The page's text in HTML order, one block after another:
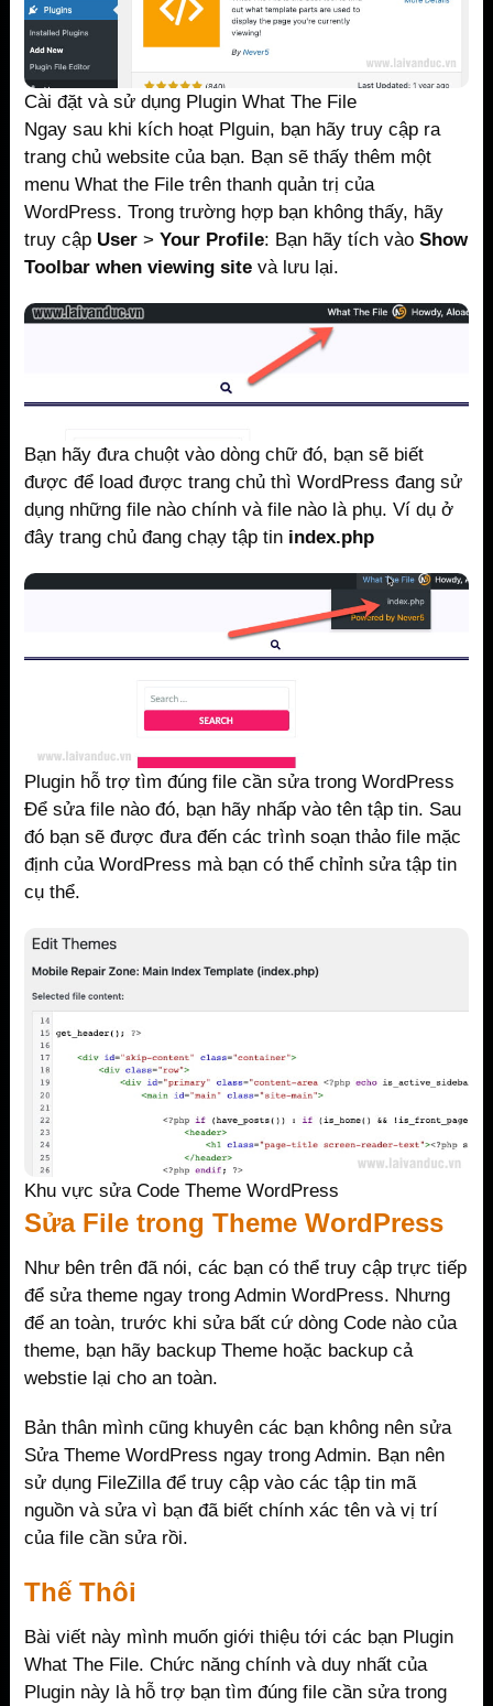
Cài đặt và sử dụng Plugin What The File
Ngay sau khi kích hoạt Plguin, bạn hãy truy cập ra
trang chủ website của bạn. Bạn sẽ thấy thêm một
menu What the File trên thanh quản trị của
WordPress. Trong trường hợp bạn không thấy, hãy
truy cập User> Your Profile: Bạn hãy tích vào Show
Toolbar when viewing site và lưu lại.
Bạn hãy đưa chuột vào dòng chữ đó, bạn sẽ biết
được để load được trang chủ thì WordPress đang sử
dụng những file nào chính và file nào là phụ. Ví dụ ở
đây trang chủ đang chạy tập tin index.php
Plugin hỗ trợ tìm đúng file cần sửa trong WordPress
Để sửa file nào đó, bạn hãy nhấp vào tên tập tin. Sau
đó bạn sẽ được đưa đến các trình soạn thảo file mặc
định của WordPress mà bạn có thể chỉnh sửa tập tin
cụ thể.
Khu vực sửa Code Theme WordPress
Sửa File trong Theme WordPress
Như bên trên đã nói, các bạn có thể truy cập trực tiếp
để sửa theme ngay trong Admin WordPress. Nhưng
để an toàn, trước khi sửa bất cứ dòng Code nào của
theme, bạn hãy backup Theme hoặc backup cả
webstie lại cho an toàn.
Bản thân mình cũng khuyên các bạn không nên sửa
Sửa Theme WordPress ngay trong Admin. Bạn nên
sử dụng FileZilla để truy cập vào các tập tin mã
nguồn và sửa vì bạn đã biết chính xác tên và vị trí
của file cần sửa rồi.
Thế Thôi
Bài viết này mình muốn giới thiệu tới các bạn Plugin
What The File. Chức năng chính và duy nhất của
Plugin này là hỗ trợ bạn tìm đúng file cần sửa trong